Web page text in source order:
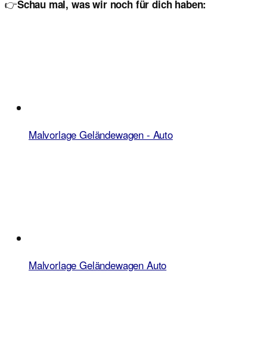
👉Schau mal, was wir noch für dich haben:
Malvorlage Geländewagen - Auto
Malvorlage Geländewagen Auto